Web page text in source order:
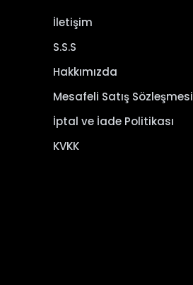
İletişim
S.S.S
Hakkımızda
Mesafeli Satış Sözleşmesi
İptal ve İade Politikası
KVKK